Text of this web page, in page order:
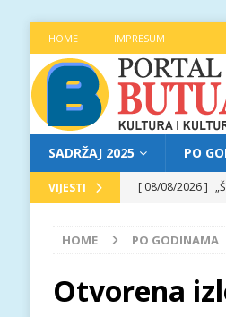
HOME IMPRESUM
SADRŽAJ 2025 PO
VIJESTI [ 08/08/2026 ]
[ 07/08/2026 ]
HOME PO GODINAMA
Otvorena